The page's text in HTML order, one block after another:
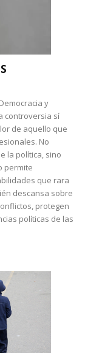
y
controversia sí
de aquello que
No
la política, sino
permite
que rara
descansa sobre
protegen
políticas de las